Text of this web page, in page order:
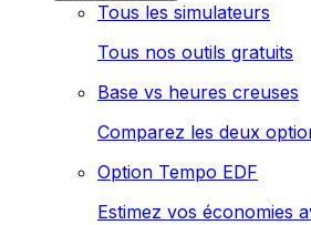
Tous les simulateurs
Tous nos outils gratuits
Base vs heures creuses
Comparez les deux
Option Tempo EDF
Estimez vos économies